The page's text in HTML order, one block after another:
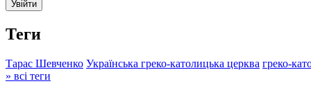
Теги
Тарас Шевченко Українська греко-католицька церква греко-
» всі теги